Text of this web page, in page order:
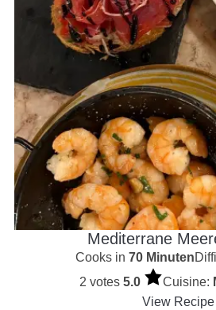
Mediterrane
Cooks in 70 Minuten
2 votes 5.0 Cuisine:
View Recipe